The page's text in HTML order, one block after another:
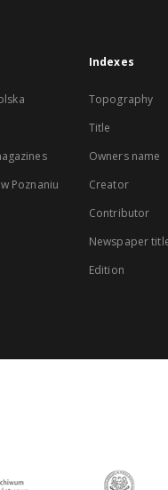
Poznaniu
Indexes
Topography
Title
Owners name
Creator
Contributor
Newspaper
Edition